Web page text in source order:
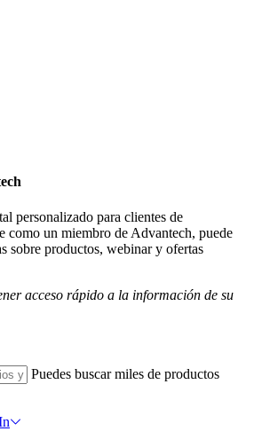
personalizado para clientes de
como un miembro de Advantech, puede
sobre productos, webinar y ofertas
acceso rápido a la información de su
Puedes buscar miles de productos